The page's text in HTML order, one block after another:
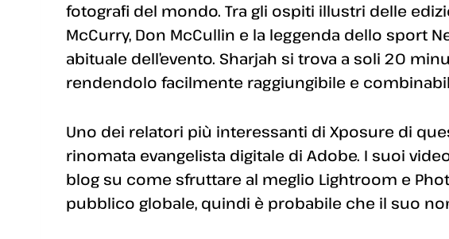
fotografi del mondo. Tra gli ospiti illustri delle
McCurry, Don McCullin e la leggenda dello sport
abituale dell’evento. Sharjah si trova a soli 20
rendendolo facilmente raggiungibile e
Uno dei relatori più interessanti di Xposure di
rinomata evangelista digitale di Adobe. I suoi
blog su come sfruttare al meglio Lightroom e
pubblico globale, quindi è probabile che il suo